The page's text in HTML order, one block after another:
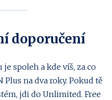
doporučení
spoleh a kde víš, za co
Plus na dva roky. Pokud tě
jdi do Unlimited. Free